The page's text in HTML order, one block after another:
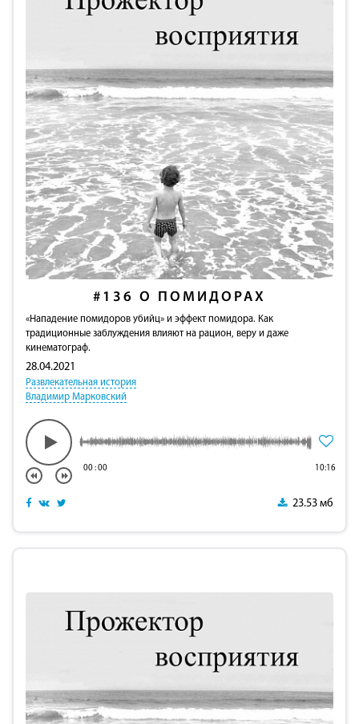
#136 О ПОМИДОРАХ
«Нападение помидоров убийц» и эффект помидора. Как
традиционные заблуждения влияют на рацион, веру и даже
кинематограф.
28.04.2021
Развлекательная история
Владимир Марковский
00:00 10:16
23.53 мб